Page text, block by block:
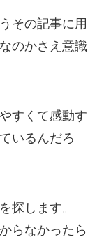
その記事に用
のかさえ意識
すくて感動す
いるんだろ
探します。
らなかったら